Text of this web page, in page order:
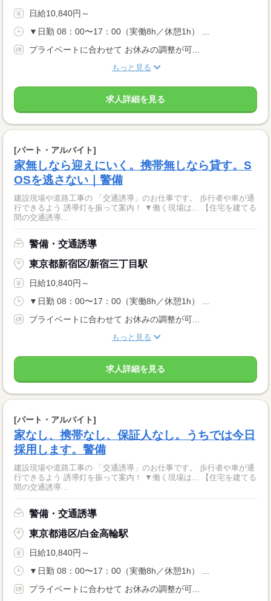
日給10,840円～
▼日勤 08：00〜17：00（実働8h／休憩1h） ...
プライベートに合わせて お休みの調整が可...
もっと見る
求人詳細を見る
[パート・アルバイト]
家無しなら迎えにいく。携帯無しなら貸す。S
OSを逃さない｜警備
建設現場や道路工事の 「交通誘導」のお仕事です。 歩行者や車が通
行できるよう 誘導灯を振って案内！ ▼働く現場は... 【住宅を建てる
間の交通誘導...
警備・交通誘導
東京都新宿区/新宿三丁目駅
日給10,840円～
▼日勤 08：00〜17：00（実働8h／休憩1h） ...
プライベートに合わせて お休みの調整が可...
もっと見る
求人詳細を見る
[パート・アルバイト]
家なし、携帯なし、保証人なし。うちでは今日
採用します。警備
建設現場や道路工事の 「交通誘導」のお仕事です。 歩行者や車が通
行できるよう 誘導灯を振って案内！ ▼働く現場は... 【住宅を建てる
間の交通誘導...
警備・交通誘導
東京都港区/白金高輪駅
日給10,840円～
▼日勤 08：00〜17：00（実働8h／休憩1h） ...
プライベートに合わせて お休みの調整が可...